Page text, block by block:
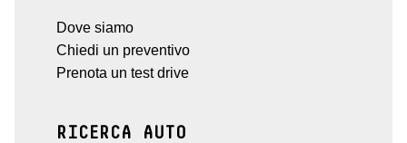
Dove siamo
Chiedi un preventivo
Prenota un test drive
RICERCA AUTO